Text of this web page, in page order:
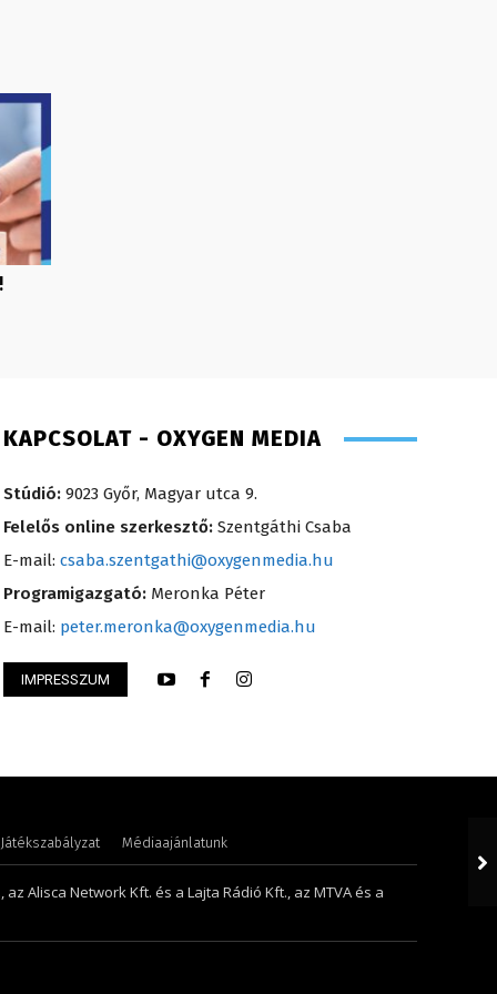
– főkönyvelő – 2009
KAPCSOLAT - OXYGEN MEDIA
Stúdió: 9023 Győr, Magyar utca 9.
Felelős online szerkesztő: Szentgáthi Csaba
E-mail: csaba.szentgathi@oxygenmedia.hu
Programigazgató: Meronka Péter
E-mail: peter.meronka@oxygenmedia.hu
IMPRESSZUM
Játékszabályzat Médiaajánlatunk
Alisca Network Kft. és a Lajta Rádió Kft., az MTVA és a